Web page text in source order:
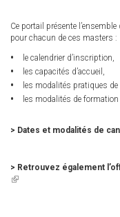
Ce portail présente
pour chacun de ces masters :
le calendrier d’inscription,
les capacités d’accueil,
les modalités pratiques de
les modalités de
> Dates et modalités de
> Retrouvez également
(link